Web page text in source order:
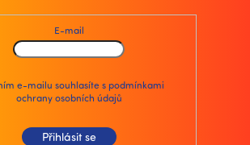
E-mail
e-mailu souhlasíte spodmínkami
ochrany osobních údajů
Přihlásit se